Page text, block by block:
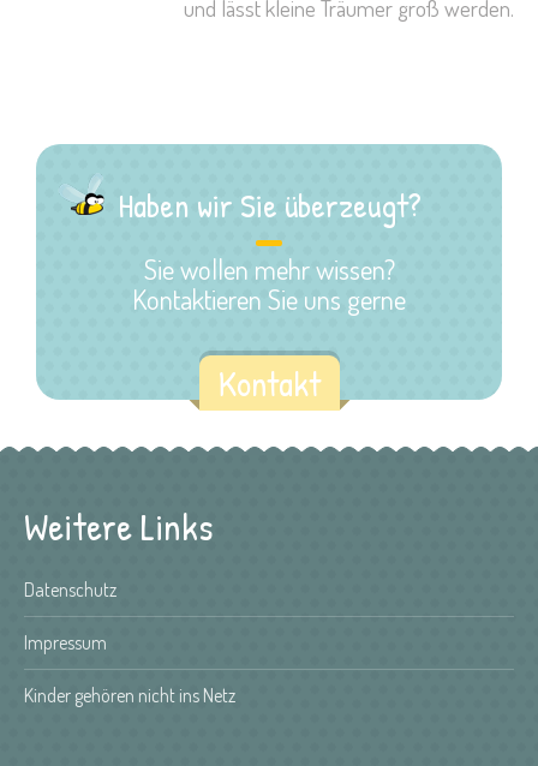
und lässt kleine Träumer groß werden.
Haben wir Sie überzeugt?
Sie wollen mehr wissen?
Kontaktieren Sie uns gerne
Kontakt
Weitere Links
Datenschutz
Impressum
Kinder gehören nicht ins Netz